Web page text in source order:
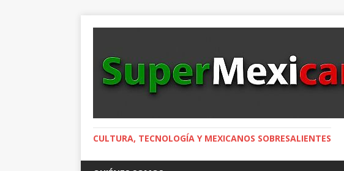
CULTURA, TECNOLOGÍA Y MEXICANOS SOBRESALIENTES